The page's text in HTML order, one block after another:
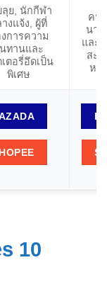
ลุย, นักกีฬา
งแจ้ง, ผู้ที่
การความ
ทานและ
ตอรี่อึดเป็น
พิเศษ
คน
นา
และ
สะ
หน้
10